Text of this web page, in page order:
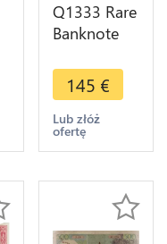
Q1333 Rare
Banknote
Francs 1940
-> Make
offer
145 €
Lub złóż
ofertę